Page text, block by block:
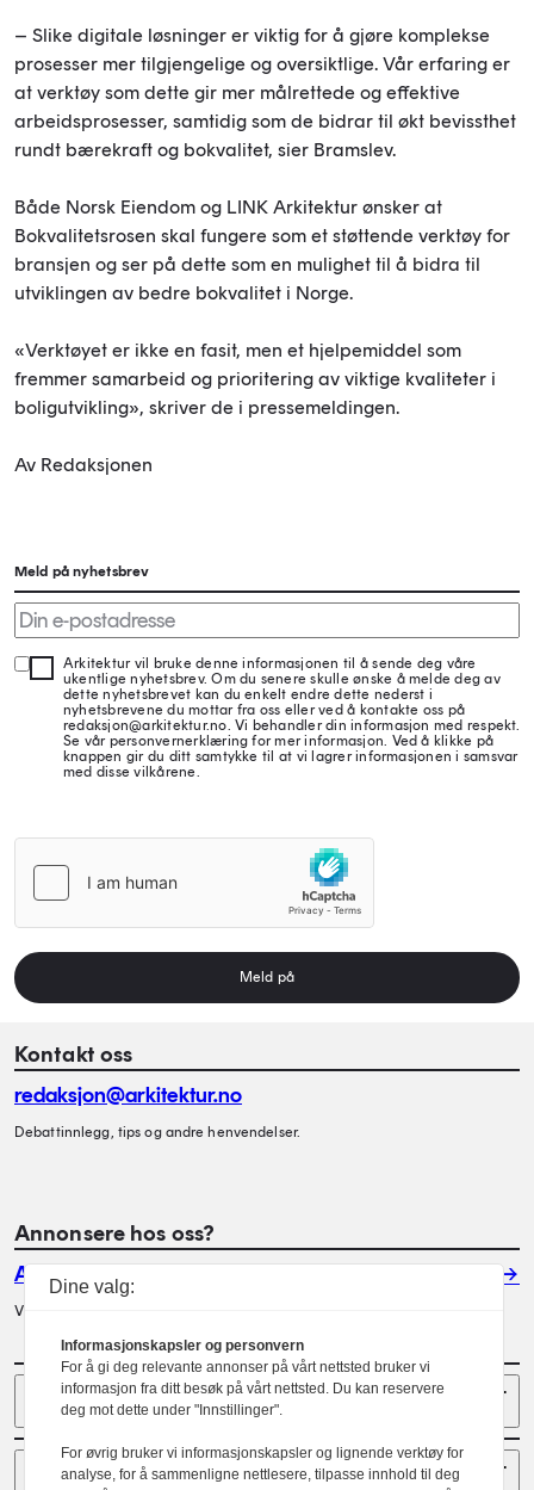
– Slike digitale løsninger er viktig for å gjøre komplekse
prosesser mer tilgjengelige og oversiktlige. Vår erfaring er
at verktøy som dette gir mer målrettede og effektive
arbeidsprosesser, samtidig som de bidrar til økt bevissthet
rundt bærekraft og bokvalitet, sier Bramslev.
Både Norsk Eiendom og LINK Arkitektur ønsker at
Bokvalitetsrosen skal fungere som et støttende verktøy for
bransjen og ser på dette som en mulighet til å bidra til
utviklingen av bedre bokvalitet i Norge.
«Verktøyet er ikke en fasit, men et hjelpemiddel som
fremmer samarbeid og prioritering av viktige kvaliteter i
boligutvikling», skriver de i pressemeldingen.
Av Redaksjonen
Meld på nyhetsbrev
Arkitektur vil bruke denne informasjonen til å sende deg våre
ukentlige nyhetsbrev. Om du senere skulle ønske å melde deg av
dette nyhetsbrevet kan du enkelt endre dette nederst i
nyhetsbrevene du mottar fra oss eller ved å kontakte oss på
redaksjon@arkitektur.no. Vi behandler din informasjon med respekt.
Se vår personvernerklæring for mer informasjon. Ved å klikke på
knappen gir du ditt samtykke til at vi lagrer informasjonen i samsvar
med disse vilkårene.
Meld på
Kontakt oss
redaksjon@arkitektur.no
Debattinnlegg, tips og andre henvendelser.
Annonsere hos oss?
Annonser
Vil du annonsere i Arkitektur? Les mer her.
Sider
Følg oss
Dine valg:
Informasjonskapsler og personvern
For å gi deg relevante annonser på vårt nettsted bruker vi
informasjon fra ditt besøk på vårt nettsted. Du kan reservere
deg mot dette under "Innstillinger".
For øvrig bruker vi informasjonskapsler og lignende verktøy for
analyse, for å sammenligne nettlesere, tilpasse innhold til deg